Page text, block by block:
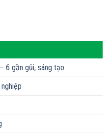
6 gần gũi, sáng tạo